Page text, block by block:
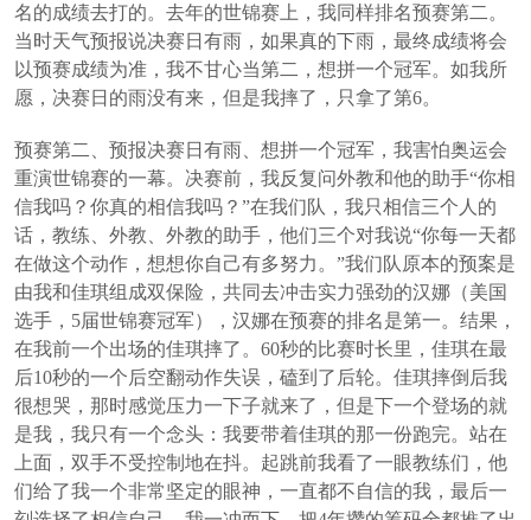
名的成绩去打的。去年的世锦赛上，我同样排名预赛第二。
当时天气预报说决赛日有雨，如果真的下雨，最终成绩将会
以预赛成绩为准，我不甘心当第二，想拼一个冠军。如我所
愿，决赛日的雨没有来，但是我摔了，只拿了第6。
预赛第二、预报决赛日有雨、想拼一个冠军，我害怕奥运会
重演世锦赛的一幕。决赛前，我反复问外教和他的助手“你相
信我吗？你真的相信我吗？”在我们队，我只相信三个人的
话，教练、外教、外教的助手，他们三个对我说“你每一天都
在做这个动作，想想你自己有多努力。”我们队原本的预案是
由我和佳琪组成双保险，共同去冲击实力强劲的汉娜（美国
选手，5届世锦赛冠军），汉娜在预赛的排名是第一。结果，
在我前一个出场的佳琪摔了。60秒的比赛时长里，佳琪在最
后10秒的一个后空翻动作失误，磕到了后轮。佳琪摔倒后我
很想哭，那时感觉压力一下子就来了，但是下一个登场的就
是我，我只有一个念头：我要带着佳琪的那一份跑完。站在
上面，双手不受控制地在抖。起跳前我看了一眼教练们，他
们给了我一个非常坚定的眼神，一直都不自信的我，最后一